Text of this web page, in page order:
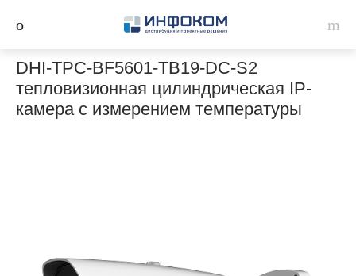
DHI-TPC-BF5601-TB19-DC-S2
тепловизионная цилиндрическая IP-
камера с измерением температуры